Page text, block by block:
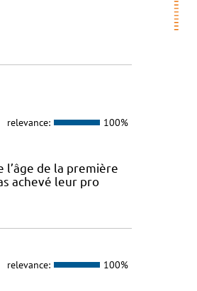
relevance: 100%
l’âge de la première
achevé leur pro
relevance: 100%